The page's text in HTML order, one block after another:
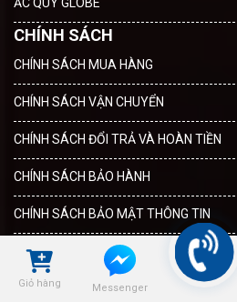
Giỏ hàng Messenger
ẮC QUY GLOBE
CHÍNH SÁCH
CHÍNH SÁCH MUA HÀNG
CHÍNH SÁCH VẬN CHUYỂN
CHÍNH SÁCH ĐỔI TRẢ VÀ HOÀN TIỀN
CHÍNH SÁCH BẢO HÀNH
CHÍNH SÁCH BẢO MẬT THÔNG TIN
CÔNG TY CỔ PHẦN DỊCH